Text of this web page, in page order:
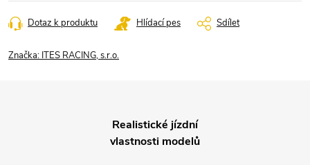
Dotaz k produktu Hlídací pes Sdílet
Značka: ITES RACING, s.r.o.
Realistické jízdní
vlastnosti modelů